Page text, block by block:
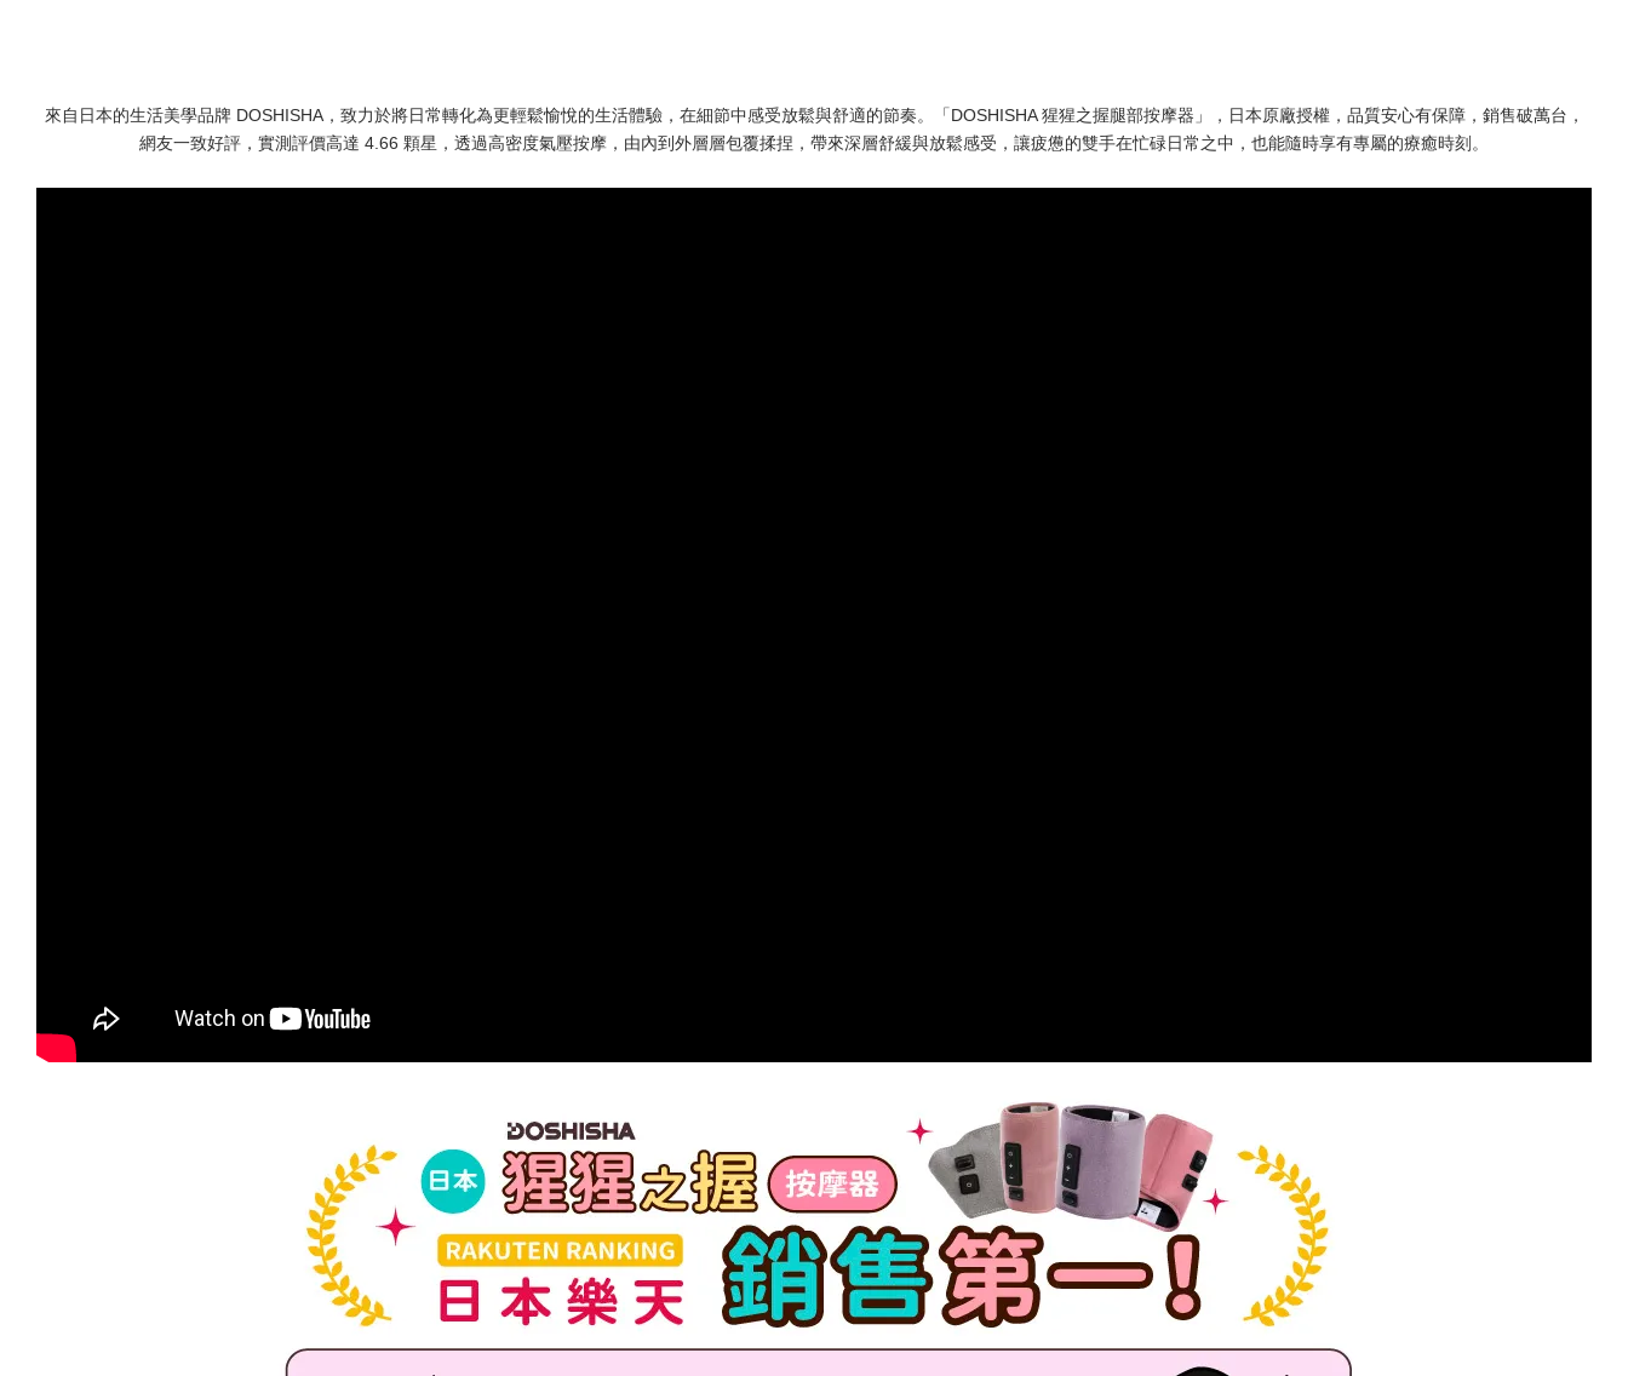
來自日本的生活美學品牌 DOSHISHA，致力於將日常轉化為更輕鬆愉悅的生活體驗，在細節中感受放鬆與舒適的節奏。「DOSHISHA 猩猩之握腿部按摩器」，日本原廠授權，品質安心有保障，銷售破萬台，
網友一致好評，實測評價高達 4.66 顆星，透過高密度氣壓按摩，由內到外層層包覆揉捏，帶來深層舒緩與放鬆感受，讓疲憊的雙手在忙碌日常之中，也能隨時享有專屬的療癒時刻。